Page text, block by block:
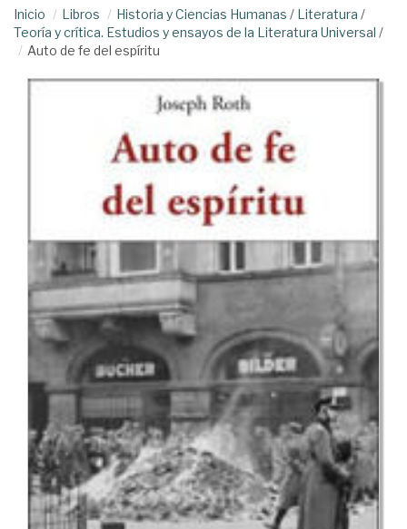
Inicio Libros Historia y Ciencias Humanas / Literatura /
Teoría y crítica. Estudios y ensayos de la Literatura Universal /
Auto de fe del espíritu